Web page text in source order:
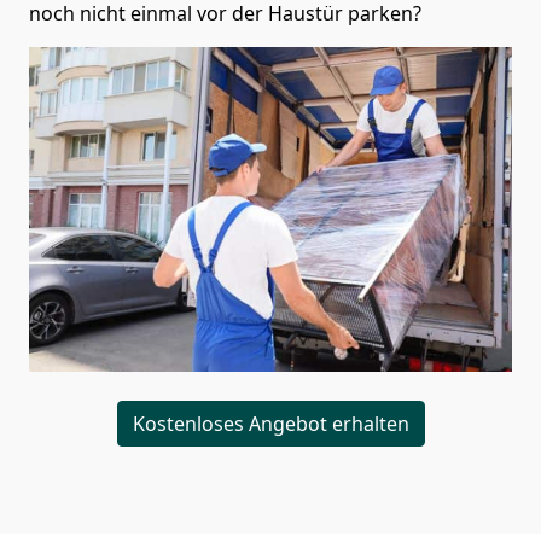
noch nicht einmal vor der Haustür parken?
Kostenloses Angebot erhalten